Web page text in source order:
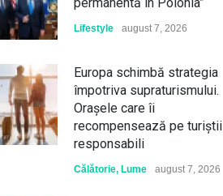
Lifestyle august 7, 2026
Europa schimbă strategia
împotriva supraturismului.
Orașele care îi
recompensează pe turiștii
responsabili
Călătorie, Lume august 7, 2026